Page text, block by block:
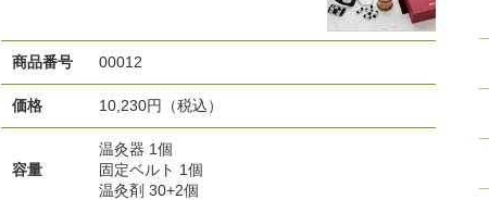
商品番号 00012
価格 10,230円（税込）
容量
温灸器 1個
固定ベルト 1個
温灸剤 30+2個